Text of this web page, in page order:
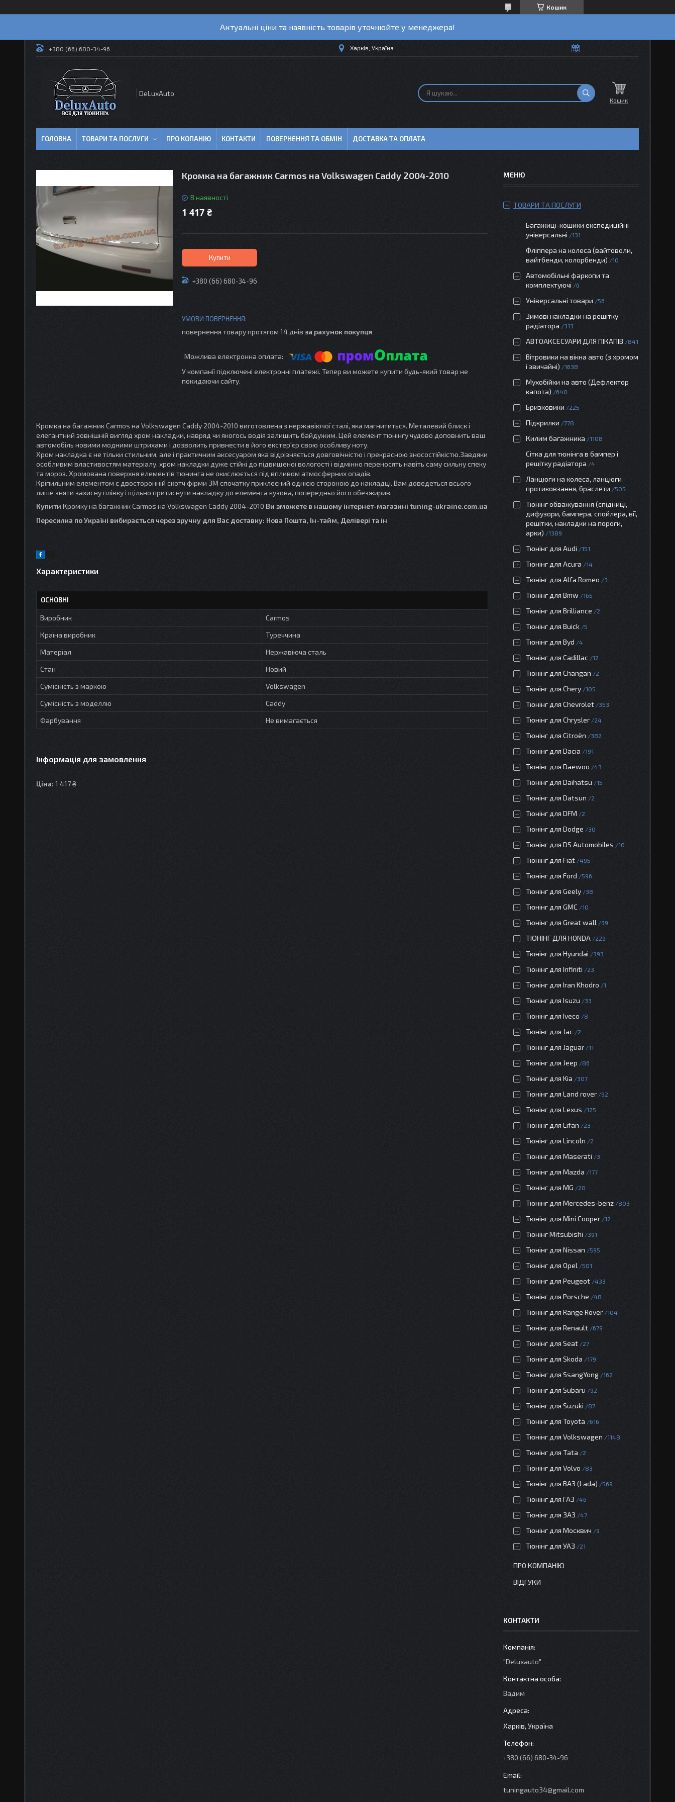
Кошик
Актуальні ціни та наявність товарів уточнюйте у менеджера!
+380 (66) 680-34-96 Харків, Україна
DeLuxAuto
Кошик
ГОЛОВНА ТОВАРИ ТА ПОСЛУГИ ПРО КОПАНІЮ КОНТАКТИ ПОВЕРНЕННЯ ТА ОБМІН ДОСТАВКА ТА ОПЛАТА
Кромка на багажник Carmos на Volkswagen Caddy 2004-2010
В наявності
1 417 ₴
Купити
+380 (66) 680-34-96
повернення товару протягом 14 днів за рахунок покупця
У компанії підключені електронні платежі. Тепер ви можете купити будь-який товар не
покидаючи сайту.
Кромка на багажник Carmos на Volkswagen Caddy 2004-2010 виготовлена з нержавіючої сталі, яка магнититься. Металевий блиск і
елегантний зовнішній вигляд хром накладки, навряд чи якогось водія залишить байдужим. Цей елемент тюнінгу чудово доповнить ваш
автомобіль новими модними штрихами і дозволить привнести в його екстер'єр свою особливу ноту.
Хром накладка є не тільки стильним, але і практичним аксесуаром яка відрізняється довговічністю і прекрасною зносостійкістю.Завдяки
особливим властивостям матеріалу, хром накладки дуже стійкі до підвищеної вологості і відмінно переносять навіть саму сильну спеку
та мороз. Хромована поверхня елементів тюнинга не окислюється під впливом атмосферних опадів.
Кріпильним елементом є двосторонній скотч фірми 3М спочатку приклеєний однією стороною до накладці. Вам доведеться всього
лише зняти захисну плівку і щільно притиснути накладку до елемента кузова, попередньо його обезжирив.
Купити Кромку на багажник Carmos на Volkswagen Caddy 2004-2010 Ви зможете в нашому інтернет-магазині tuning-ukraine.com.ua
Пересилка по Україні вибирається через зручну для Вас доставку: Нова Пошта, Ін-тайм, Делівері та ін
Характеристики
ОСНОВНІ
Виробник
Carmos
Країна виробник
Туреччина
Матеріал
Нержавіюча сталь
Стан
Новий
Сумісність з маркою
Volkswagen
Сумісність з моделлю
Caddy
Фарбування
Не вимагається
Інформація для замовлення
Ціна: 1 417 ₴
ТОВАРИ ТА ПОСЛУГИ
Багажиці-кошики експедиційні
універсальні
131
Фліппера на колеса (вайтоволи,
вайтбенди, колорбенди)
10
Автомобільні фаркопи та
комплектуючі
6
Універсальні товари 56
Зимові накладки на решітку
радіатора
313
АВТОАКСЕСУАРИ ДЛЯ ПІКАПІВ 841
Вітровики на вікна авто (з хромом
і звичайні)
1638
Мухобійки на авто (Дефлектор
капота)
640
Бризковики 225
Підкрилки 778
Килим багажника 1108
Сітка для тюнінга в бампер і
решітку радіатора
4
Ланцюги на колеса, ланцюги
протиковзання, браслети
505
Тюнінг обважування (спідниці,
дифузори, бампера, спойлера, вії,
решітки, накладки на пороги,
арки)
1389
Тюнінг для Audi 151
Тюнінг для Acura 14
Тюнінг для Alfa Romeo 3
Тюнінг для Bmw 165
Тюнінг для Brilliance 2
Тюнінг для Buick 5
Тюнінг для Byd 4
Тюнінг для Cadillac 12
Тюнінг для Changan 2
Тюнінг для Chery 105
Тюнінг для Chevrolet 353
Тюнінг для Chrysler 24
Тюнінг для Citroën 382
Тюнінг для Dacia 191
Тюнінг для Daewoo 43
Тюнінг для Daihatsu 15
Тюнінг для Datsun 2
Тюнінг для DFM 2
Тюнінг для Dodge 30
Тюнінг для DS Automobiles 10
Тюнінг для Fiat 495
Тюнінг для Ford 596
Тюнінг для Geely 38
Тюнінг для GMC 10
Тюнінг для Great wall 39
ТЮНІНГ ДЛЯ HONDA 229
Тюнінг для Hyundai 393
Тюнінг для Infiniti 23
Тюнінг для Iran Khodro 1
Тюнінг для Isuzu 33
Тюнінг для Iveco 8
Тюнінг для Jac 2
Тюнінг для Jaguar 11
Тюнінг для Jeep 86
Тюнінг для Kia 307
Тюнінг для Land rover 92
Тюнінг для Lexus 125
Тюнінг для Lifan 23
Тюнінг для Lincoln 2
Тюнінг для Maserati 3
Тюнінг для Mazda 177
Тюнінг для MG 20
Тюнінг для Mercedes-benz 803
Тюнінг для Mini Cooper 12
Тюнінг Mitsubishi 391
Тюнінг для Nissan 595
Тюнінг для Opel 501
Тюнінг для Peugeot 433
Тюнінг для Porsche 48
Тюнінг для Range Rover 104
Тюнінг для Renault 679
Тюнінг для Seat 27
Тюнінг для Skoda 179
Тюнінг для SsangYong 162
Тюнінг для Subaru 92
Тюнінг для Suzuki 87
Тюнінг для Toyota 616
Тюнінг для Volkswagen 1148
Тюнінг для Tata 2
Тюнінг для Volvo 83
Тюнінг для ВАЗ (Lada) 569
Тюнінг для ГАЗ 46
Тюнінг для ЗАЗ 47
Тюнінг для Москвич 9
Тюнінг для УАЗ 21
ПРО КОМПАНІЮ
ВІДГУКИ
КОНТАКТИ
"Deluxauto"
Вадим
Харків, Україна
+380 (66) 680-34-96
tuningauto34@gmail.com